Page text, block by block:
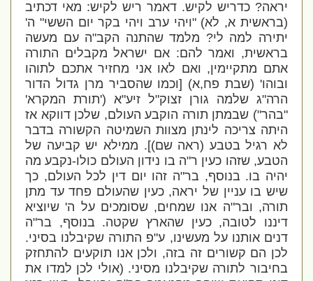
יראה? כדריש לקיש. דאמר ריש לקיש: מאי דכתיב
(בראשית א, לא) "ויהי ערב ויהי בקר יום הששי" ה'
יתירה למה לי? מלמד שהתנה הקב"ה עם מעשה
בראשית, ואמר להם: אם ישראל מקבלים התורה
אתם מתקיימין, ואם לאו אני מחזיר אתכם לתוהו
ובוהו' (שבת פח,א) [וכמו שהסביר מרן גדול הדור
הרה"ג שלמה גורן זצוק"ל זיע"א ('תורת המקרא'
"בהר") שבמתן תורה הוקבע העולם, שלכן דווקא אז
היתה צריכה לינתן מצוות השמיטה הקשורה בדבר
לא רגיל בטבע (ראה שם)]. ממילא יש קביעה של
הטבע, שזהו כעין ר"ה בו נידון העולם כולו-נקבע מה
יהיה בו. בנוסף, בר"ה זהו יום דין לכל העולם, כך
שיש בו עניין של יראה, כעין שהעולם פחד עד מתן
תורה, ובר"ה אנו שמחים, שסומכים על ה' שיוציא
דיננו לטובה, כעין שהארץ שקטה. בנוסף, בר"ה
דנים אותנו על מעשינו, ע"פ התורה שקיבלנו בסיני.
לכן הם קשורים זה בזה, ולכן אנו תוקעים להתחזק
בחיבור לתורה שקיבלנו מסיני. (אולי לכן למדו את